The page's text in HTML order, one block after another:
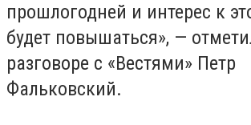
прошлогодней и интерес к
будет повышаться», —
разговоре с «Вестями» Петр
Фальковский.